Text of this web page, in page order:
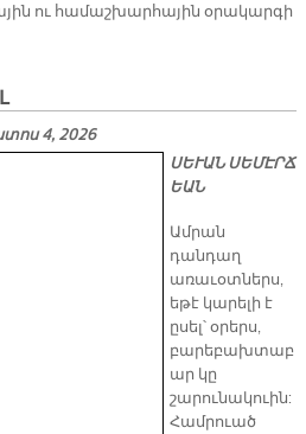
ու համաշխարհային օրակարգի
4, 2026
ՍԵՒԱՆ ՍԵՄԷՐՃ
ԵԱՆ
Ամրան
դանդաղ
առաւօտներս,
եթէ կարելի է
ըսել՝ օրերս,
բարեբախտաբ
ար կը
շարունակուին:
Համրուած